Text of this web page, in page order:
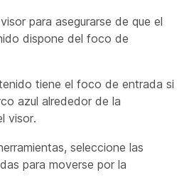
para asegurarse de que el
dispone del foco de
tiene el foco de entrada si
azul alrededor de la
visor.
seleccione las
para moverse por la